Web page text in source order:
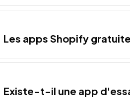
Les apps Shopify
Existe-t-il une app